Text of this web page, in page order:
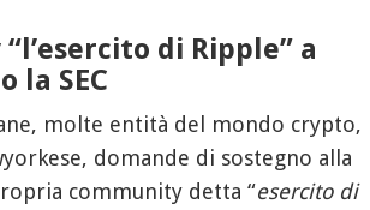
di Ripple” a
la SEC
molte entità del mondo crypto,
domande di sostegno alla
community detta “esercito di